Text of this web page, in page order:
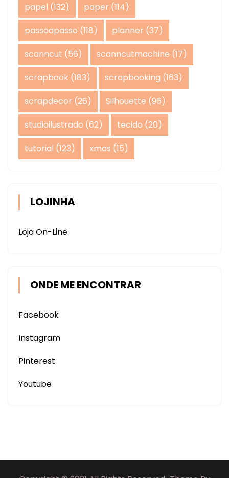
papel (132) paper (114)
passoapasso (118) planner (37)
scanncut (56) scanncutmachine (17)
scrapbook (183) scrapbooking (163)
scrapdecor (26) Silhouette (96)
studioilustrado (62) tecido (20)
tutorial (123) xmas (15)
LOJINHA
Loja On-Line
ONDE ME ENCONTRAR
Facebook
Instagram
Pinterest
Youtube